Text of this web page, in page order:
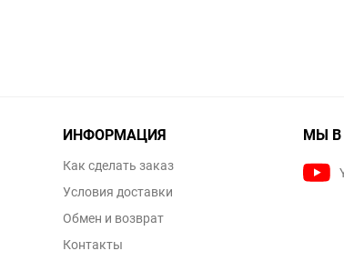
ИНФОРМАЦИЯ
Как сделать заказ
Условия доставки
Обмен и возврат
Контакты
МЫ В